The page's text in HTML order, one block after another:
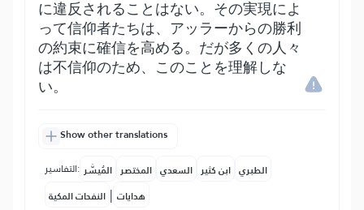
に違反されることはない。その実現によ
って信仰者たちは、アッラーからの勝利
の約束に確信を高める。だが多くの人々
は不信仰のため、このことを理解しな
い。
Show other translations
التفاسير: المُيسَّر المختصر السعدي ابن كثير الطبري
النفحات المكية | هدايات